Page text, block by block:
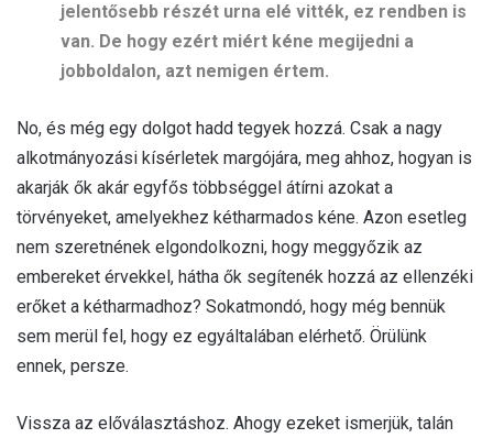
jelentősebb részét urna elé vitték, ez rendben is
van. De hogy ezért miért kéne megijedni a
jobboldalon, azt nemigen értem.
No, és még egy dolgot hadd tegyek hozzá. Csak a nagy
alkotmányozási kísérletek margójára, meg ahhoz, hogyan is
akarják ők akár egyfős többséggel átírni azokat a
törvényeket, amelyekhez kétharmados kéne. Azon esetleg
nem szeretnének elgondolkozni, hogy meggyőzik az
embereket érvekkel, hátha ők segítenék hozzá az ellenzéki
erőket a kétharmadhoz? Sokatmondó, hogy még bennük
sem merül fel, hogy ez egyáltalában elérhető. Örülünk
ennek, persze.
Vissza az előválasztáshoz. Ahogy ezeket ismerjük, talán